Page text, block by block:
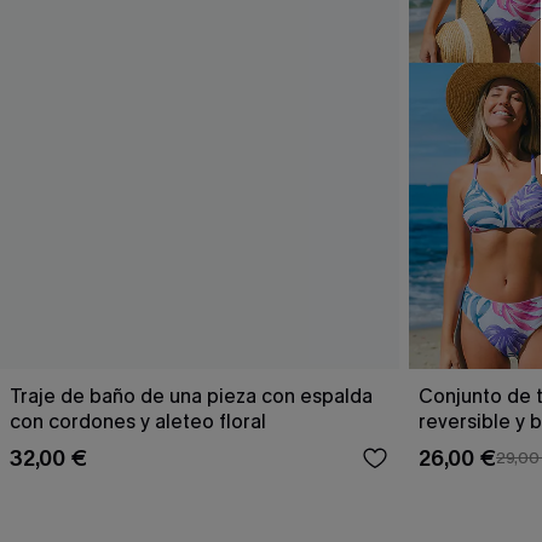
Traje de baño de una pieza con espalda
con cordones y aleteo floral
32,00 €
Conjunto de
reversible y
Escaping
26,00 €